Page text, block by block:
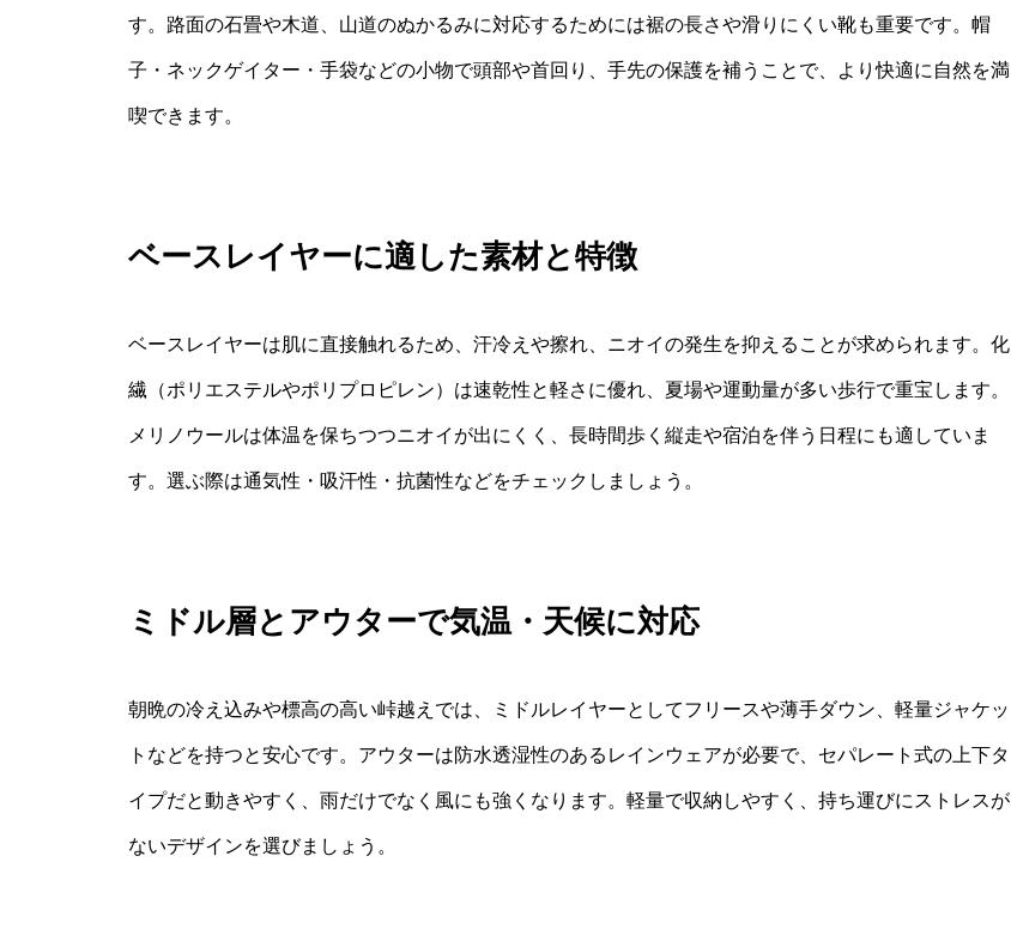
す。路面の石畳や木道、山道のぬかるみに対応するためには裾の長さや滑りにくい靴も重要です。帽
子・ネックゲイター・手袋などの小物で頭部や首回り、手先の保護を補うことで、より快適に自然を満
喫できます。
ベースレイヤーに適した素材と特徴
ベースレイヤーは肌に直接触れるため、汗冷えや擦れ、ニオイの発生を抑えることが求められます。化
繊（ポリエステルやポリプロピレン）は速乾性と軽さに優れ、夏場や運動量が多い歩行で重宝します。
メリノウールは体温を保ちつつニオイが出にくく、長時間歩く縦走や宿泊を伴う日程にも適していま
す。選ぶ際は通気性・吸汗性・抗菌性などをチェックしましょう。
ミドル層とアウターで気温・天候に対応
朝晩の冷え込みや標高の高い峠越えでは、ミドルレイヤーとしてフリースや薄手ダウン、軽量ジャケッ
トなどを持つと安心です。アウターは防水透湿性のあるレインウェアが必要で、セパレート式の上下タ
イプだと動きやすく、雨だけでなく風にも強くなります。軽量で収納しやすく、持ち運びにストレスが
ないデザインを選びましょう。